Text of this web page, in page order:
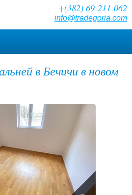
+(382) 69-211-062
info@tradegoria.com
в Бечичи в новом